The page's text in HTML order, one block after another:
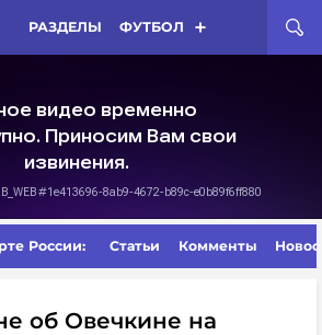
РАЗДЕЛЫ ФУТБОЛ
России: Статьи Комменты
об Овечкине на